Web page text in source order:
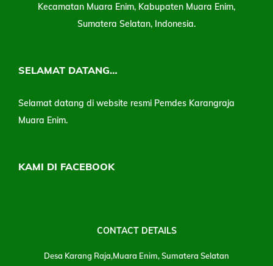
Kecamatan Muara Enim, Kabupaten Muara Enim,
Sumatera Selatan, Indonesia.
SELAMAT DATANG…
Selamat datang di website resmi Pemdes Karangraja
Muara Enim.
KAMI DI FACEBOOK
CONTACT DETAILS
Desa Karang Raja,Muara Enim, Sumatera Selatan